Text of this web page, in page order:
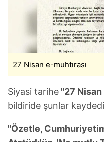
27 Nisan e-muhtırası
Siyasi tarihe "27 Nisan
bildiride şunlar
"Özetle,